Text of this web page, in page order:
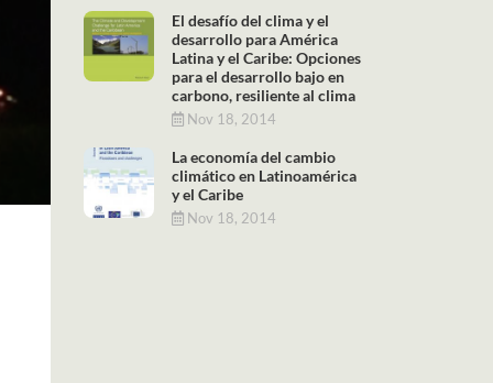
El desafío del clima y el
desarrollo para América
Latina y el Caribe: Opciones
para el desarrollo bajo en
carbono, resiliente al clima
Nov 18, 2014
La economía del cambio
climático en Latinoamérica
y el Caribe
Nov 18, 2014